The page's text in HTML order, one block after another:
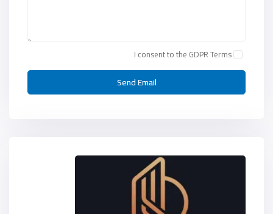
I consent to the GDPR Terms